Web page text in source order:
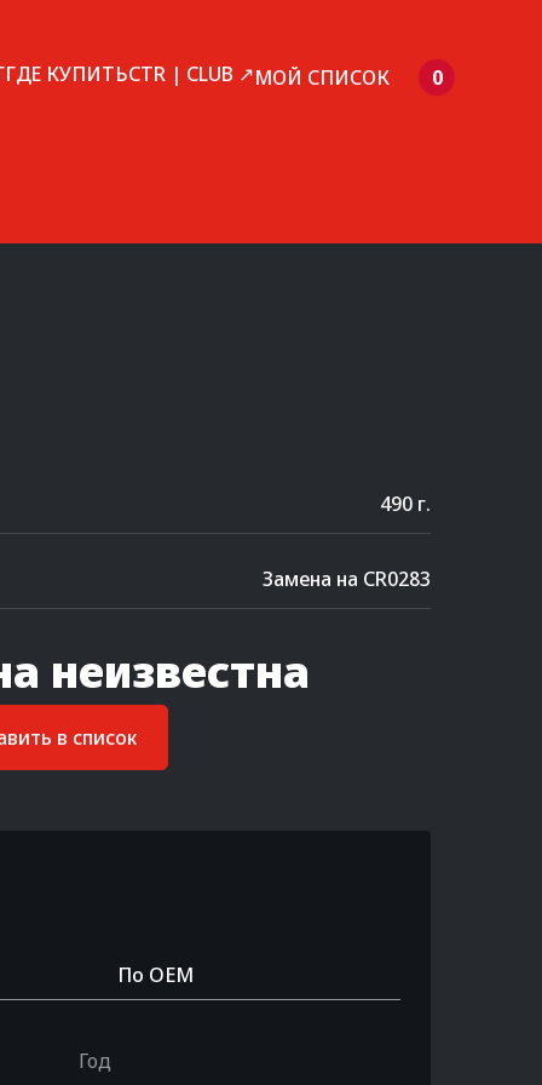
ГДЕ КУПИТЬCTR | CLUB ↗МОЙ СПИСОК 0
490 г.
Замена на CR0283
неизвестна
в список
По OEM
Год